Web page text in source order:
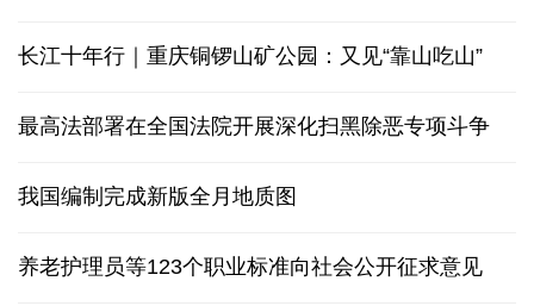
长江十年行｜重庆铜锣山矿公园：又见“靠山吃山”
最高法部署在全国法院开展深化扫黑除恶专项斗争
我国编制完成新版全月地质图
养老护理员等123个职业标准向社会公开征求意见